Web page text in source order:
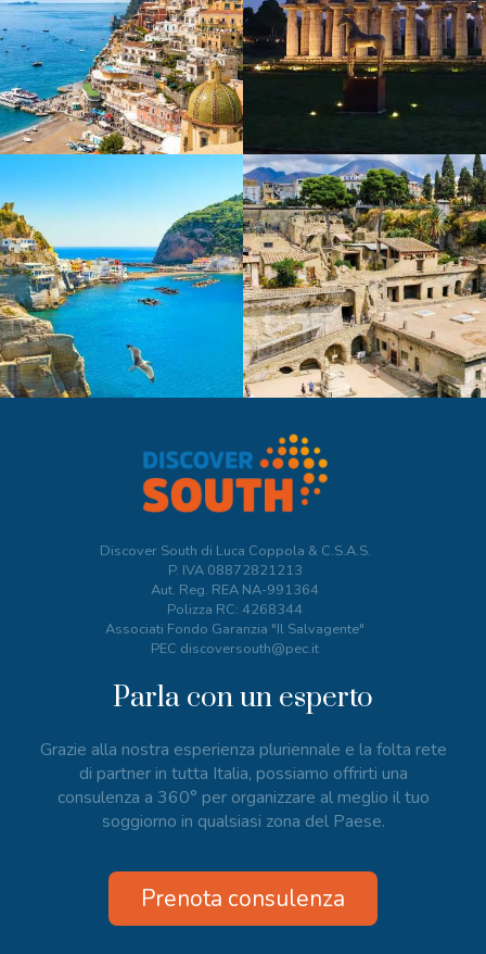
Discover South di Luca Coppola & C.S.A.S.
P. IVA 08872821213
Aut. Reg. REA NA-991364
Polizza RC: 4268344
Associati Fondo Garanzia "Il Salvagente"
PEC discoversouth@pec.it
Parla con un esperto
Grazie alla nostra esperienza pluriennale e la folta rete
di partner in tutta Italia, possiamo offrirti una
consulenza a 360° per organizzare al meglio il tuo
soggiorno in qualsiasi zona del Paese.
Prenota consulenza